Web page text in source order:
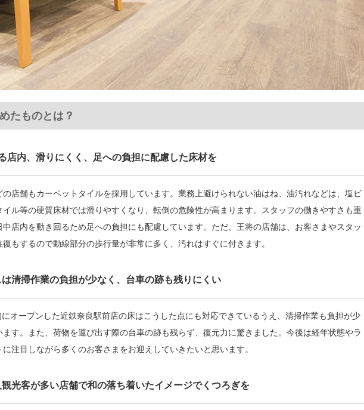
たものとは？
店内、滑りにくく、足への負担に配慮した床材を
の店舗もカーペットタイルを採用しています。業務上避けられない油はね、油汚れなどは、塩ビ
イル等の硬質床材では滑りやすくなり、転倒の危険性が高まります。スタッフの働きやすさも重
中店内を動き回るため足への負担にも配慮しています。ただ、王将の店舗は、お客さまやスタッ
もするので動線部分の歩行量が非常に多く、汚れはすぐに付きます。
清掃作業の負担が少なく、台車の跡も残りにくい
オープンした近鉄奈良駅前店の床はこうした点にも対応できているうえ、清掃作業も負担が少
ます。また、荷物を運び出す際の台車の跡も残らず、復元力に驚きました。今後は経年状態やラ
に注目しながら多くのお客さまをお迎えしていきたいと思います。
光客が多い店舗で和の落ち着いたイメージでくつろぎを